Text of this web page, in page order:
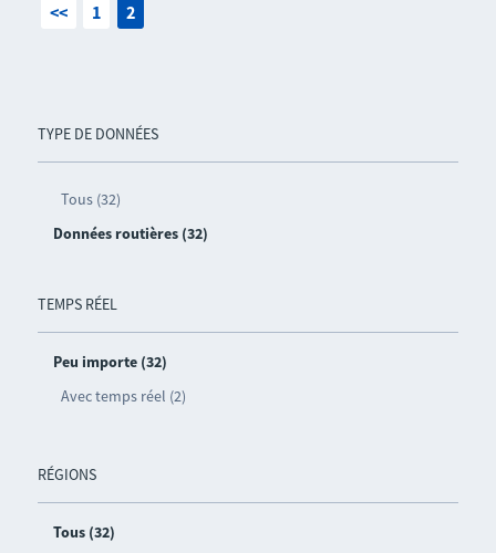
TYPE DE DONNÉES
Tous (32)
Données routières (32)
TEMPS RÉEL
Peu importe (32)
Avec temps réel (2)
RÉGIONS
Tous (32)
<< 1 2